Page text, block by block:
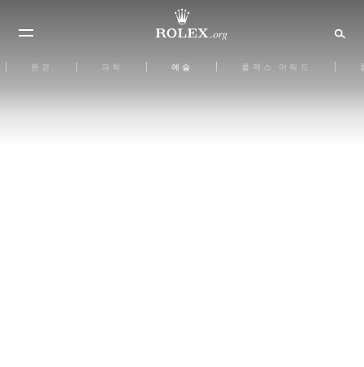
환경 과학 예술 롤렉스 어워드